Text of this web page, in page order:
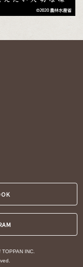
INC.